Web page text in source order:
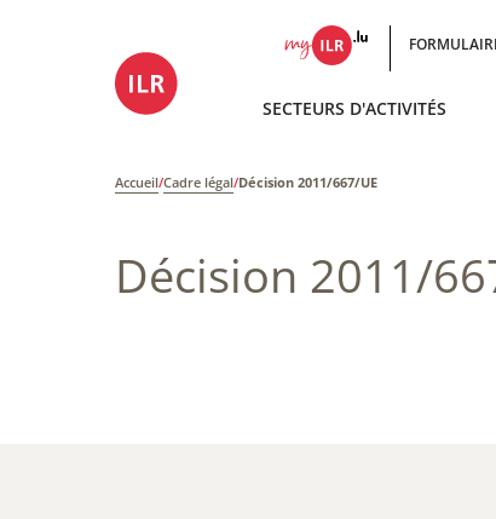
SECTEURS D'ACTIVITÉS
Accueil/Cadre légal/Décision 2011/667/UE
Décision 2011/